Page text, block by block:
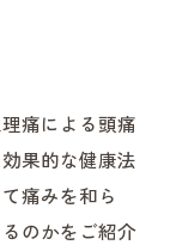
痛による頭痛
果的な健康法
痛みを和ら
のかをご紹介